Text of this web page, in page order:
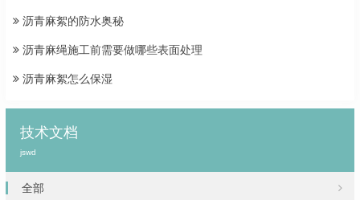
沥青麻絮的防水奥秘
沥青麻绳施工前需要做哪些表面处理
沥青麻絮怎么保湿
技术文档
jswd
全部